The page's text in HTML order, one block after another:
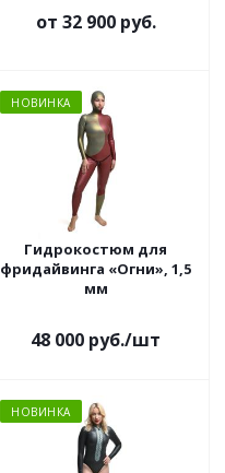
от 32 900 руб.
НОВИНКА
Гидрокостюм для
фридайвинга «Огни», 1,5
мм
48 000 руб./шт
НОВИНКА